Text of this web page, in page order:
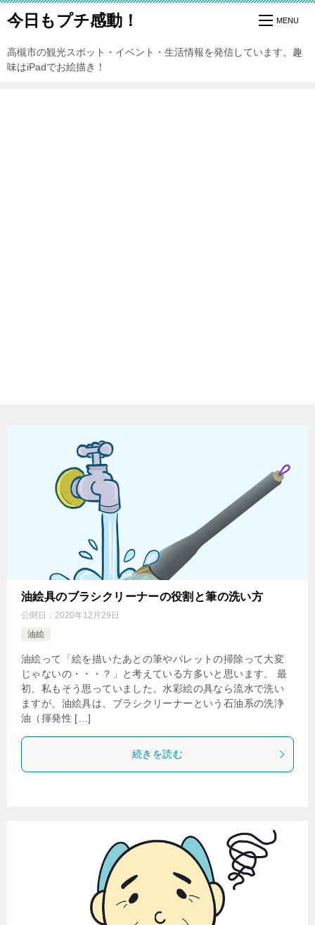
今日もプチ感動！
高槻市の観光スポット・イベント・生活情報を発信しています。趣
味はiPadでお絵描き！
油絵具のブラシクリーナーの役割と筆の洗い方
公開日： 2020年12月29日
油絵
油絵って「絵を描いたあとの筆やパレットの掃除って大変
じゃないの・・・？」と考えている方多いと思います。 最
初、私もそう思っていました。水彩絵の具なら流水で洗い
ますが、油絵具は、ブラシクリーナーという石油系の洗浄
油（揮発性 […]
続きを読む